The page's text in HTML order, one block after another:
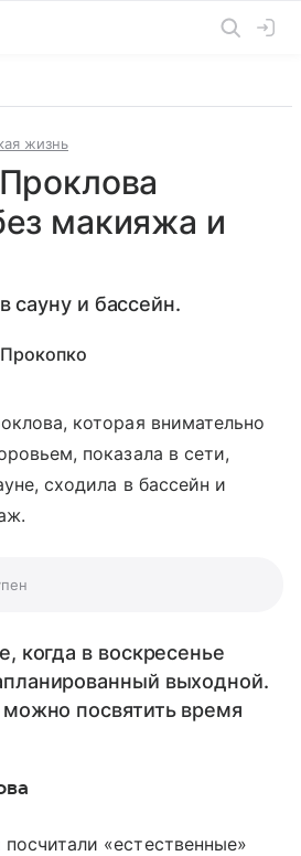
жизнь
макияжа и
сауну и бассейн.
которая внимательно
показала в сети,
сходила в бассейн и
когда в воскресенье
выходной.
посвятить время
«естественные»